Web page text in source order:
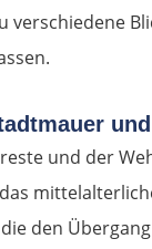
verschiedene
und der
den